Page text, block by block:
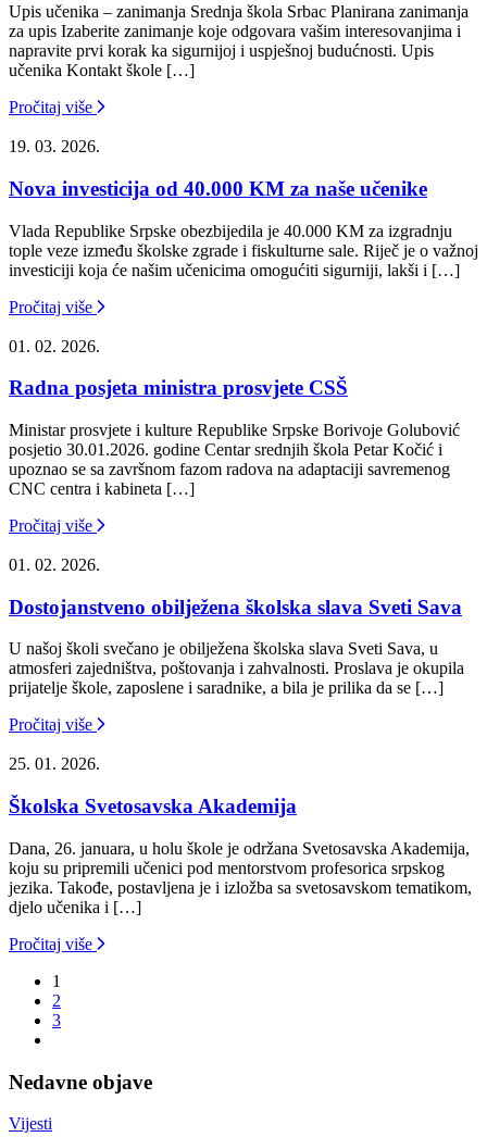
Upis učenika – zanimanja Srednja škola Srbac Planirana zanimanja
za upis Izaberite zanimanje koje odgovara vašim interesovanjima i
napravite prvi korak ka sigurnijoj i uspješnoj budućnosti. Upis
učenika Kontakt škole […]
Pročitaj više
19. 03. 2026.
Nova investicija od 40.000 KM za naše učenike
Vlada Republike Srpske obezbijedila je 40.000 KM za izgradnju
tople veze između školske zgrade i fiskulturne sale. Riječ je o važnoj
investiciji koja će našim učenicima omogućiti sigurniji, lakši i […]
Pročitaj više
01. 02. 2026.
Radna posjeta ministra prosvjete CSŠ
Ministar prosvjete i kulture Republike Srpske Borivoje Golubović
posjetio 30.01.2026. godine Centar srednjih škola Petar Kočić i
upoznao se sa završnom fazom radova na adaptaciji savremenog
CNC centra i kabineta […]
Pročitaj više
01. 02. 2026.
Dostojanstveno obilježena školska slava Sveti Sava
U našoj školi svečano je obilježena školska slava Sveti Sava, u
atmosferi zajedništva, poštovanja i zahvalnosti. Proslava je okupila
prijatelje škole, zaposlene i saradnike, a bila je prilika da se […]
Pročitaj više
25. 01. 2026.
Školska Svetosavska Akademija
Dana, 26. januara, u holu škole je održana Svetosavska Akademija,
koju su pripremili učenici pod mentorstvom profesorica srpskog
jezika. Takođe, postavljena je i izložba sa svetosavskom tematikom,
djelo učenika i […]
Pročitaj više
1
2
3
Nedavne objave
Vijesti